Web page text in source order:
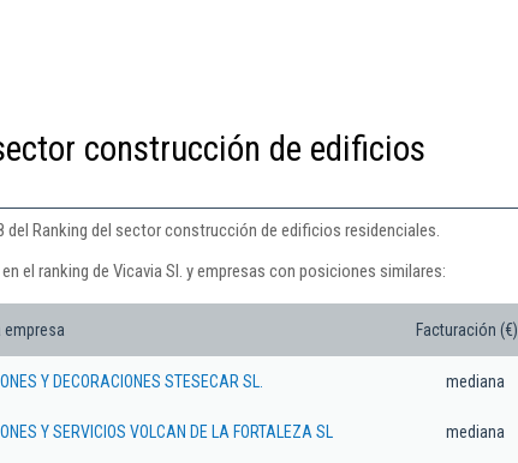
construcción de edificios
del Ranking del sector construcción de edificios residenciales.
el ranking de Vicavia Sl. y empresas con posiciones similares:
empresa Facturación (€)
Y DECORACIONES STESECAR SL. mediana
Y SERVICIOS VOLCAN DE LA FORTALEZA SL mediana